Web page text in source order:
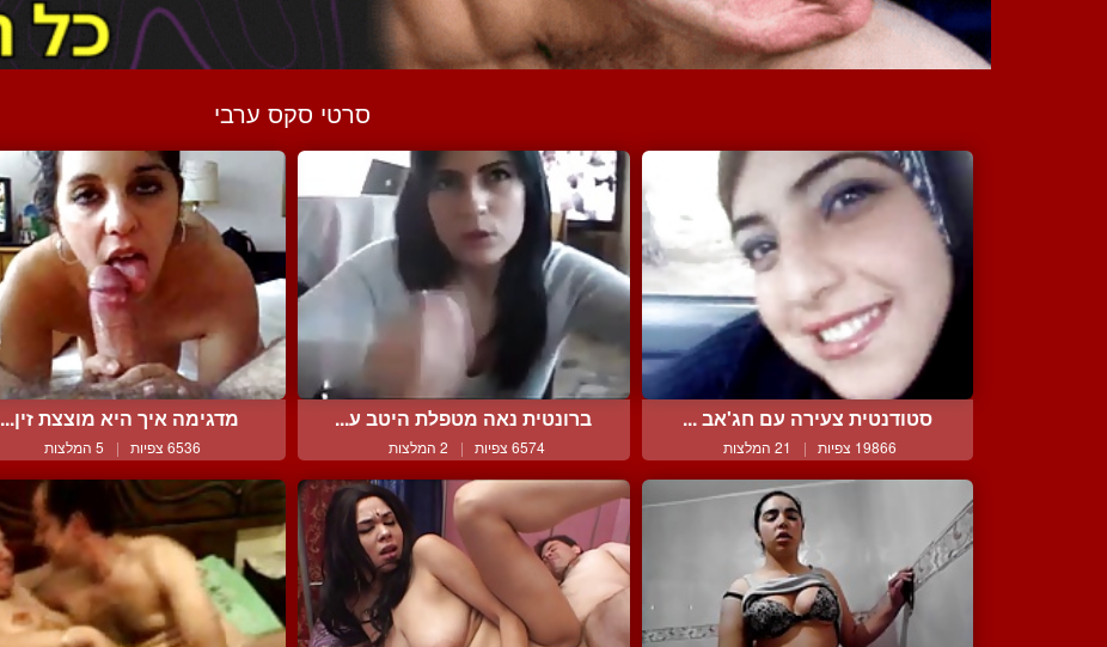
סרטי סקס ערבי
סטודנטית צעירה עם חג'אב ...
19866 צפיות | 21 המלצות
ברונטית נאה מטפלת היטב ע...
6574 צפיות | 2 המלצות
מדגימה איך היא מוצצת זין...
6536 צפיות | 5 המלצות